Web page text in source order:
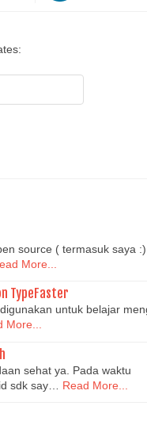
source ( termasuk saya
More...
TypeFaster
untuk belajar
More...
sehat ya. Pada waktu
sdk say…
Read More...